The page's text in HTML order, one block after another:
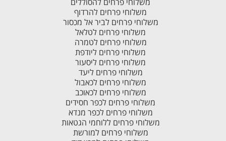
משלוחי פרחים להרדוף
משלוחי פרחים לביר אל מכסור
משלוחי פרחים לטלאל
משלוחי פרחים לטמרה
משלוחי פרחים ליודפת
משלוחי פרחים ליסעור
משלוחי פרחים ליעד
משלוחי פרחים לכאבול
משלוחי פרחים לכאוכב
משלוחי פרחים לכפר חסידים
משלוחי פרחים לכפר מנדא
משלוחי פרחים ללוחמי הגטאות
משלוחי פרחים למורשת